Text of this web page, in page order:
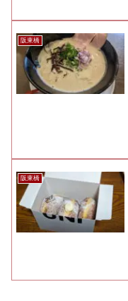
阪東橋
阪東橋